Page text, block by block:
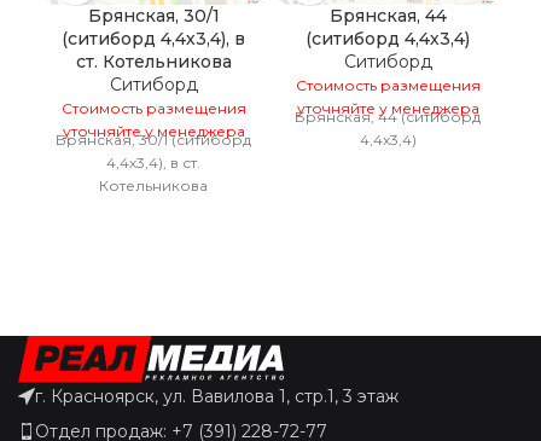
Брянская, 30/1
(ситиборд 4,4х3,4), в
ст. Котельникова
Ситиборд
Стоимость размещения
уточняйте у менеджера
Брянская, 30/1 (ситиборд
4,4х3,4), в ст.
Котельникова
Брянская, 44
(ситиборд 4,4х3,4)
Ситиборд
Стоимость размещения
уточняйте у менеджера
Брянская, 44 (ситиборд
4,4х3,4)
г. Красноярск, ул. Вавилова 1, стр.1, 3 этаж
Отдел продаж: +7 (391) 228-72-77